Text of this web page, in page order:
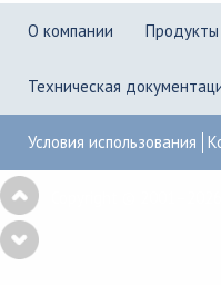
О компании Продукты
Техническая
Условия использования